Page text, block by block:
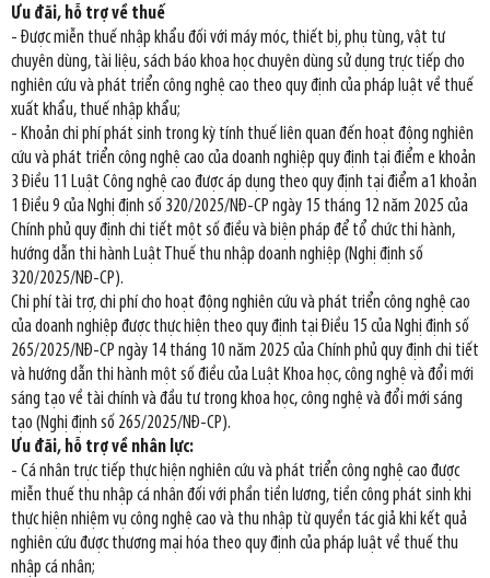
Ưu đãi, hỗ trợ về thuế
- Được miễn thuế nhập khẩu đối với máy móc, thiết bị, phụ tùng, vật tư
chuyên dùng, tài liệu, sách báo khoa học chuyên dùng sử dụng trực tiếp cho
nghiên cứu và phát triển công nghệ cao theo quy định của pháp luật về thuế
xuất khẩu, thuế nhập khẩu;
- Khoản chi phí phát sinh trong kỳ tính thuế liên quan đến hoạt động nghiên
cứu và phát triển công nghệ cao của doanh nghiệp quy định tại điểm e khoản
3 Điều 11 Luật Công nghệ cao được áp dụng theo quy định tại điểm a1 khoản
1 Điều 9 của Nghị định số 320/2025/NĐ-CP ngày 15 tháng 12 năm 2025 của
Chính phủ quy định chi tiết một số điều và biện pháp để tổ chức thi hành,
hướng dẫn thi hành Luật Thuế thu nhập doanh nghiệp (Nghị định số
320/2025/NĐ-CP).
Chi phí tài trợ, chi phí cho hoạt động nghiên cứu và phát triển công nghệ cao
của doanh nghiệp được thực hiện theo quy định tại Điều 15 của Nghị định số
265/2025/NĐ-CP ngày 14 tháng 10 năm 2025 của Chính phủ quy định chi tiết
và hướng dẫn thi hành một số điều của Luật Khoa học, công nghệ và đổi mới
sáng tạo về tài chính và đầu tư trong khoa học, công nghệ và đổi mới sáng
tạo (Nghị định số 265/2025/NĐ-CP).
Ưu đãi, hỗ trợ về nhân lực:
- Cá nhân trực tiếp thực hiện nghiên cứu và phát triển công nghệ cao được
miễn thuế thu nhập cá nhân đối với phần tiền lương, tiền công phát sinh khi
thực hiện nhiệm vụ công nghệ cao và thu nhập từ quyền tác giả khi kết quả
nghiên cứu được thương mại hóa theo quy định của pháp luật về thuế thu
nhập cá nhân;